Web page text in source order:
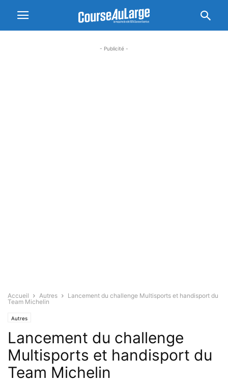
- Publicité -
Accueil Autres
Lancement du challenge Multisports et handisport du
Team Michelin
Autres
Lancement du challenge
Multisports et handisport du
Team Michelin